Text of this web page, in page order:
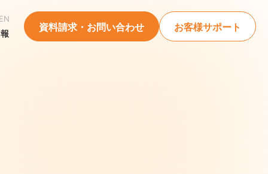
資料請求・お問い合わせ お客様サポート